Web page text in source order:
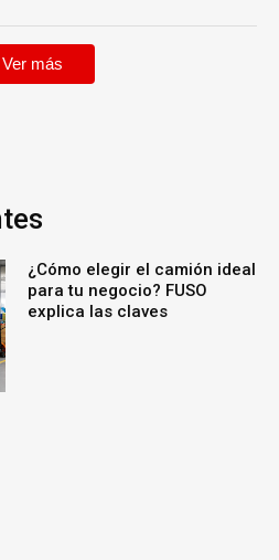
Ver más
¿Cómo elegir el camión ideal
para tu negocio? FUSO
explica las claves